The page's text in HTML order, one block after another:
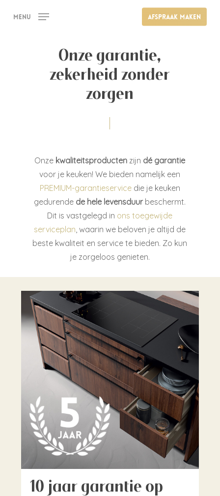
Afspraak maken
Menu
Onze garantie,
zekerheid zonder
zorgen
Onze kwaliteitsproducten zijn dé garantie
voor je keuken! We bieden namelijk een
PREMIUM-garantieservicedie je keuken
gedurende de hele levensduurbeschermt.
Dit is vastgelegd in ons toegewijde
serviceplan , waarin we beloven je altijd de
beste kwaliteit en service te bieden. Zo kun
je zorgeloos genieten.
10 jaar garantie op